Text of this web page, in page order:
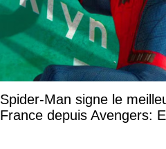
Spider-Man signe le
France depuis Avengers: